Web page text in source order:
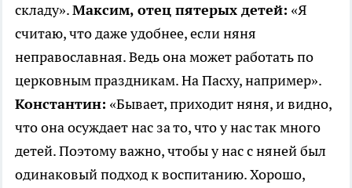
складу».Максим, отец пятерых детей: «Я
считаю, что даже удобнее, если няня
неправославная. Ведь она может работать по
церковным праздникам. На Пасху, например».
Константин: «Бывает, приходит няня, и видно,
что она осуждает нас за то, что у нас так много
детей. Поэтому важно, чтобы у нас с няней был
одинаковый подход к воспитанию. Хорошо,